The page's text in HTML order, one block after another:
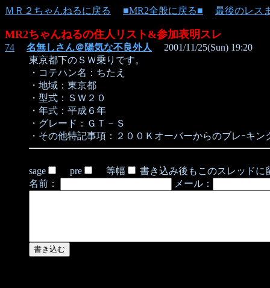
ＭＲ２ちゃんねるに戻る ■MR2全般に戻る■ 最後のレス
MR2ちゃんねるの住人リスト&参加表明スレ
74 名無しさん＠陽気な不良外人
2001/11/25(Sun) 19:20
東京都下のＳＷ乗りです。
・コテハン名：ちたえ
・地域：東京都
・型式：ＳＷ２０
・年式：平成６年
・グレード：ＧＴ－Ｓ
・その他特記事項：２００Ｋオーバーからのブレｰキ
sage pre 等幅
書き込み後もこのスレッドに
名前：
メール：